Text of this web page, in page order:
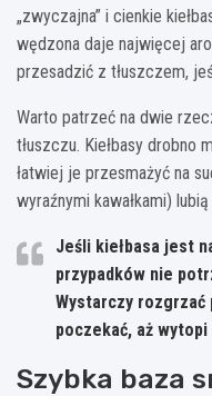
„zwyczajna” i cienkie
wędzona daje najwięcej
przesadzić z tłuszczem,
Warto patrzeć na dwie
tłuszczu. Kiełbasy drobno
łatwiej je przesmażyć na
wyraźnymi kawałkami)
Jeśli kiełbasa jest
przypadków nie
Wystarczy
poczekać, aż
Szybka baza